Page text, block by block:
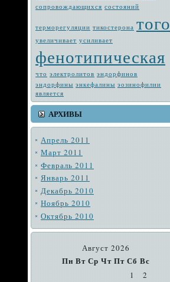
сопровождающих­ся состояний
терморегуляции тикостерона того
увеличивает усиливает
фенотипическая
что электро­литов эндорфинов
эндорфины энкефалины эозинофилии
является
АРХИВЫ
Апрель 2011
Март 2011
Февраль 2011
Январь 2011
Декабрь 2010
Ноябрь 2010
Октябрь 2010
Август 2026
Пн Вт Ср Чт Пт Сб Вс
1
2